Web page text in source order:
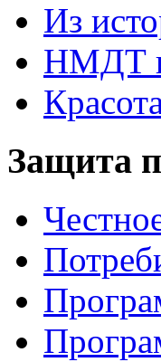
Из
НМДТ
Защита